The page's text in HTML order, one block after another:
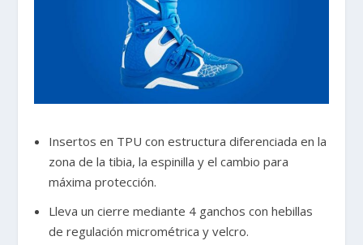
Insertos en TPU con estructura diferenciada en la
zona de la tibia, la espinilla y el cambio para
máxima protección.
Lleva un cierre mediante 4 ganchos con hebillas
de regulación micrométrica y velcro.